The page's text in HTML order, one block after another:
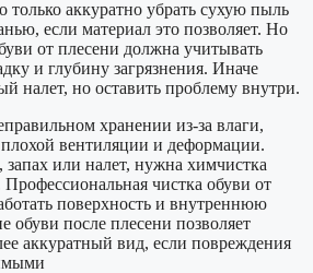
только аккуратно убрать сухую пыль
если материал это позволяет. Но
от плесени должна учитывать
и глубину загрязнения. Иначе
налет, но оставить проблему внутри.
хранении из-за влаги,
плохой вентиляции и деформации.
или налет, нужна химчистка
чистка обуви от
поверхность и внутреннюю
обуви после плесени позволяет
аккуратный вид, если повреждения